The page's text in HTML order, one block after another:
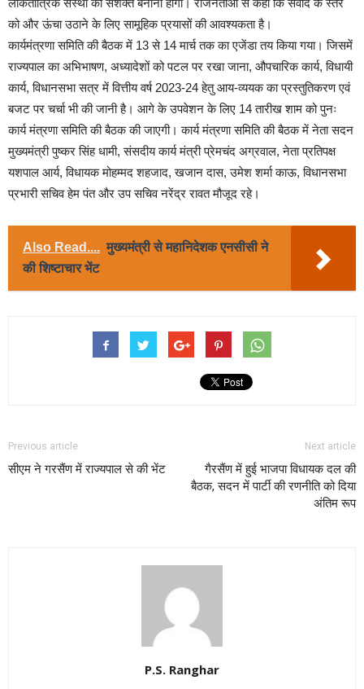
को और ऊंचा उठाने के लिए सामूहिक प्रयासों की आवश्यकता है।
कार्यमंत्रणा समिति की बैठक में 13 से 14 मार्च तक का एजेंडा तय किया गया। जिसमें
राज्यपाल का अभिभाषण, अध्यादेशों को पटल पर रखा जाना, औपचारिक कार्य, विधायी
कार्य, विधानसभा सत्र में वित्तीय वर्ष 2023-24 हेतु आय-व्ययक का प्रस्तुतिकरण एवं
बजट पर चर्चा भी की जानी है। आगे के उपवेशन के लिए 14 तारीख शाम को पुनः
कार्य मंत्रणा समिति की बैठक की जाएगी। कार्य मंत्रणा समिति की बैठक में नेता सदन
मुख्यमंत्री पुष्कर सिंह धामी, संसदीय कार्य मंत्री प्रेमचंद अग्रवाल, नेता प्रतिपक्ष
यशपाल आर्य, विधायक मोहम्मद शहजाद, खजान दास, उमेश शर्मा काऊ, विधानसभा
प्रभारी सचिव हेम पंत और उप सचिव नरेंद्र रावत मौजूद रहे।
Also Read.... मुख्यमंत्री से महानिदेशक एनसीसी ने
की शिष्टाचार भेंट
Previous article
सीएम ने गरसैंण में राज्यपाल से की भेंट
Next article
गैरसैंण में हुई भाजपा विधायक दल की
बैठक, सदन में पार्टी की रणनीति को दिया
अंतिम रूप
P.S. Ranghar